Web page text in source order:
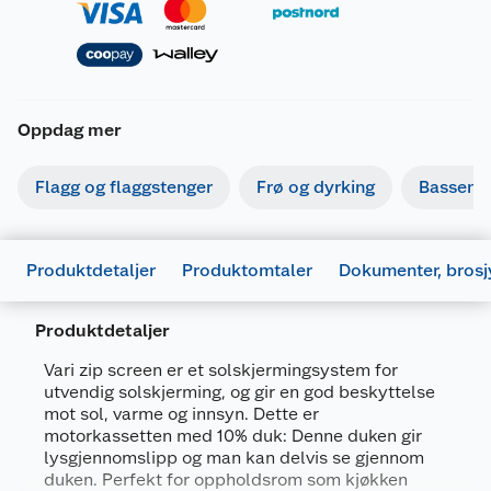
Oppdag mer
Flagg og flaggstenger Frø og dyrking Basseng
Produktdetaljer Produktomtaler Dokumenter,
Produktdetaljer
Vari zip screen er et solskjermingsystem for
utvendig solskjerming, og gir en god beskyttelse
mot sol, varme og innsyn. Dette er
motorkassetten med 10% duk: Denne duken gir
lysgjennomslipp og man kan delvis se gjennom
duken. Perfekt for oppholdsrom som kjøkken
Generelt
Artikkelnummer
7071189362213